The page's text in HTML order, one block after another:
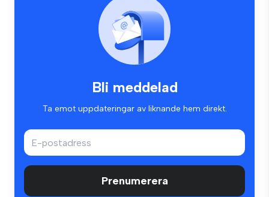
Bli meddelad
Ta emot uppdateringar av liknande hem direkt.
Prenumerera